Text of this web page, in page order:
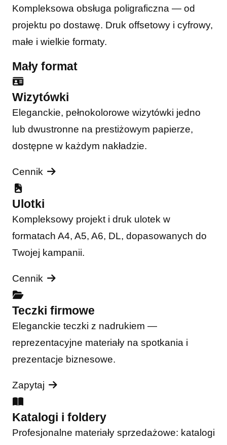
Kompleksowa obsługa poligraficzna — od
projektu po dostawę. Druk offsetowy i cyfrowy,
małe i wielkie formaty.
Mały format
Wizytówki
Eleganckie, pełnokolorowe wizytówki jedno
lub dwustronne na prestiżowym papierze,
dostępne w każdym nakładzie.
Cennik
Ulotki
Kompleksowy projekt i druk ulotek w
formatach A4, A5, A6, DL, dopasowanych do
Twojej kampanii.
Cennik
Teczki firmowe
Eleganckie teczki z nadrukiem —
reprezentacyjne materiały na spotkania i
prezentacje biznesowe.
Zapytaj
Katalogi i foldery
Profesjonalne materiały sprzedażowe: katalogi